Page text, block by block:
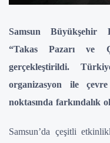
Samsun Büyükşehir
“Takas Pazarı ve
gerçekleştirildi.
organizasyon ile
noktasında farkındalık
Samsun’da çeşitli